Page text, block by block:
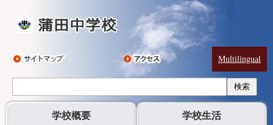
Multilingual
検索
学校概要 学校生活